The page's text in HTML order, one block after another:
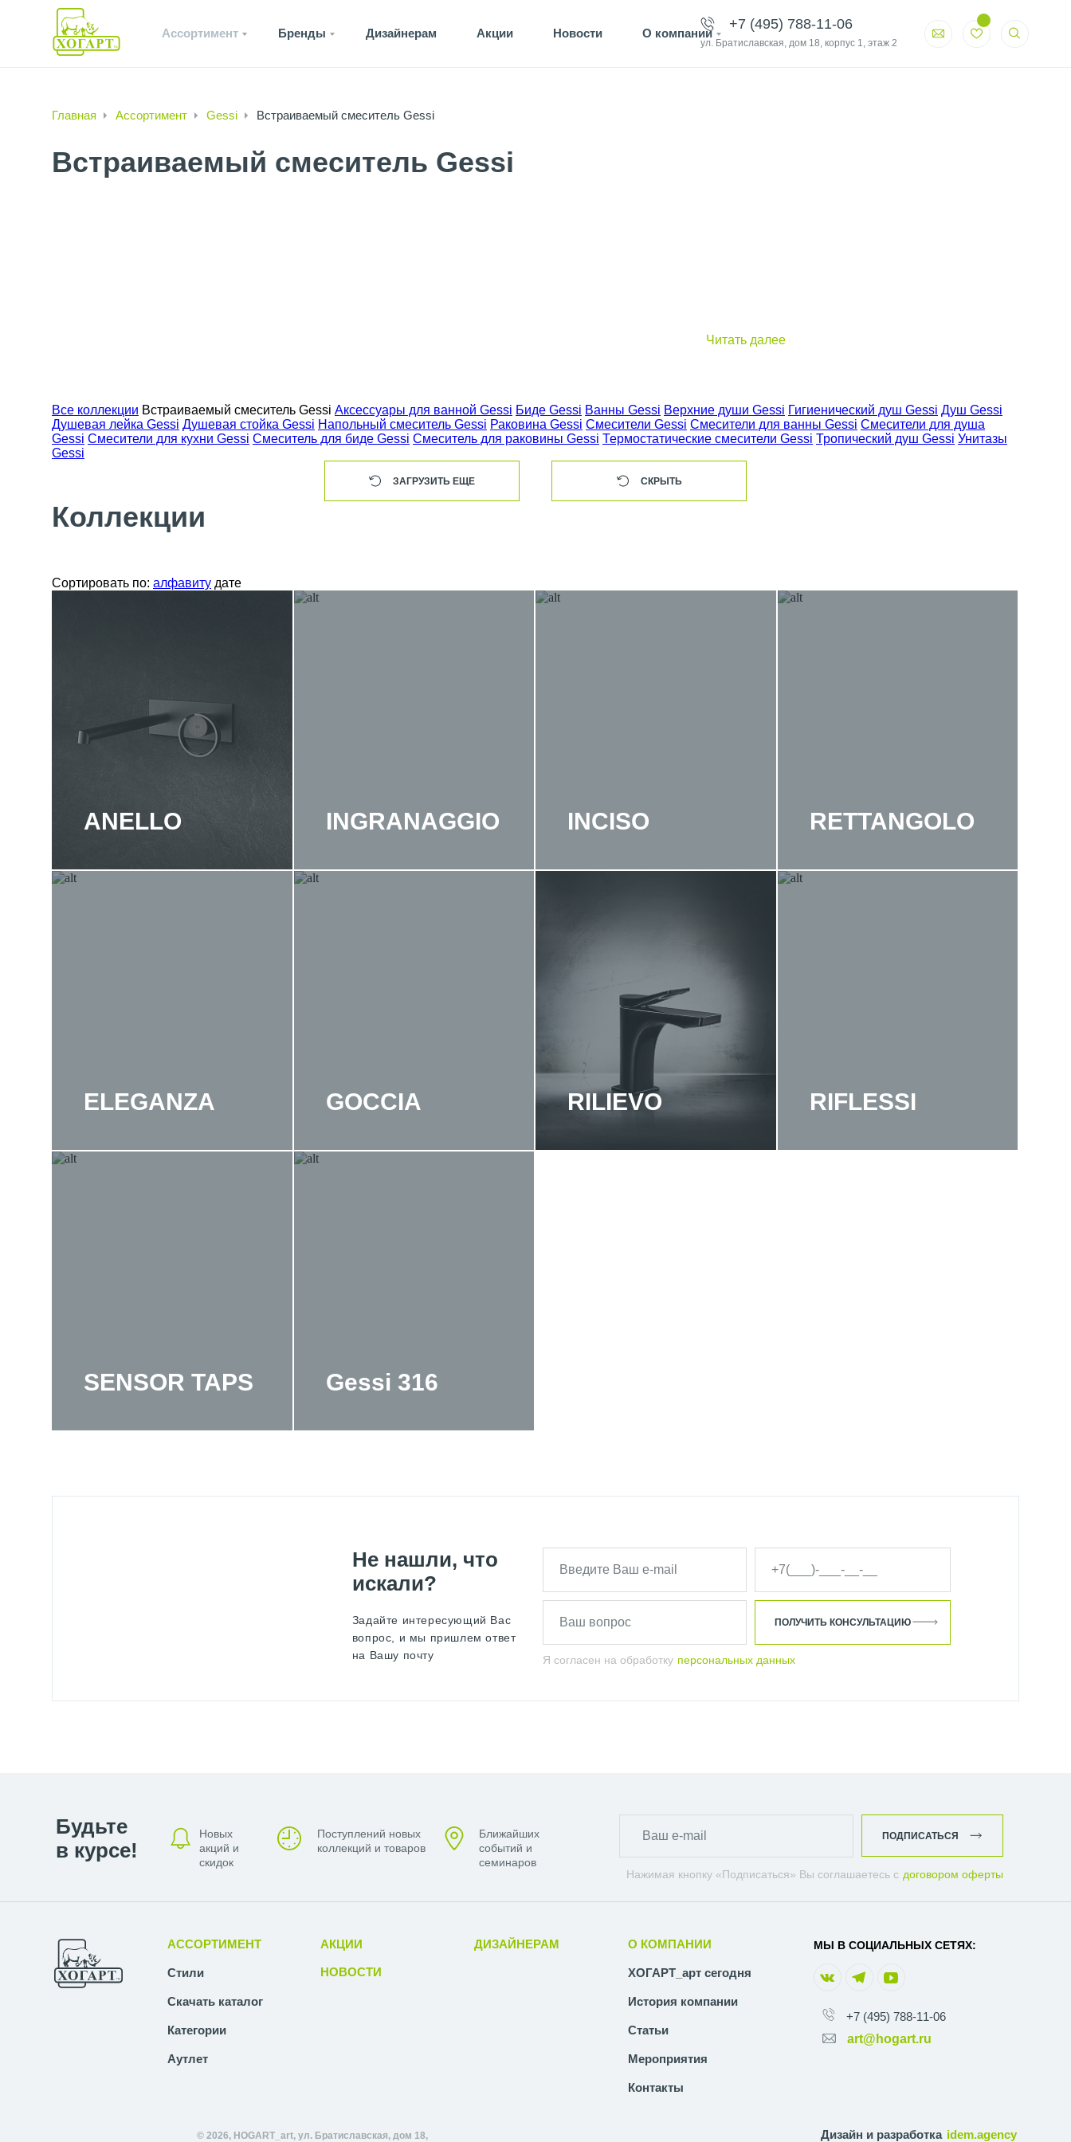
Ассортимент Бренды Дизайнерам Акции Новости О компании
+7 (495) 788-11-06
ул. Братиславская, дом 18, корпус 1, этаж 2
Главная Ассортимент Gessi Встраиваемый смеситель Gessi
Встраиваемый смеситель Gessi
Читать далее
Все коллекции Встраиваемый смеситель Gessi Аксессуары для ванной Gessi Биде Gessi Ванны Gessi Верхние души Gessi Гигиенический душ Gessi Душ Gessi
Душевая лейка Gessi Душевая стойка Gessi Напольный смеситель Gessi Раковина Gessi Смесители Gessi Смесители для ванны Gessi Смесители для душа
Gessi Смесители для кухни Gessi Смеситель для биде Gessi Смеситель для раковины Gessi Термостатические смесители Gessi Тропический душ Gessi Унитазы
Gessi
ЗАГРУЗИТЬ ЕЩЕ СКРЫТЬ
Коллекции
Сортировать по: алфавиту дате
ANELLO INGRANAGGIO INCISO RETTANGOLO
ELEGANZA GOCCIA RILIEVO RIFLESSI
SENSOR TAPS Gessi 316
Не нашли, что
искали?
Задайте интересующий Вас
вопрос, и мы пришлем ответ
на Вашу почту
Я согласен на обработку персональных данных
ПОЛУЧИТЬ КОНСУЛЬТАЦИЮ
Будьте
в курсе!
Новых
акций и
скидок
Поступлений новых
коллекций и товаров
Ближайших
событий и
семинаров
Нажимая кнопку «Подписаться» Вы соглашаетесь с договором оферты
ПОДПИСАТЬСЯ
АССОРТИМЕНТ
Стили
Скачать каталог
Категории
Аутлет
АКЦИИ
НОВОСТИ
ДИЗАЙНЕРАМ О КОМПАНИИ
ХОГАРТ_арт сегодня
История компании
Статьи
Мероприятия
Контакты
МЫ В СОЦИАЛЬНЫХ СЕТЯХ:
+7 (495) 788-11-06
art@hogart.ru
© 2026, HOGART_art, ул. Братиславская, дом 18, Дизайн и разработка idem.agency